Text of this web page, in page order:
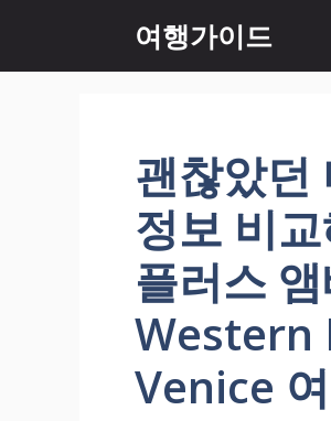
츠
여행가이드
괜찮았던
정보 비
플러스
Western
Venice